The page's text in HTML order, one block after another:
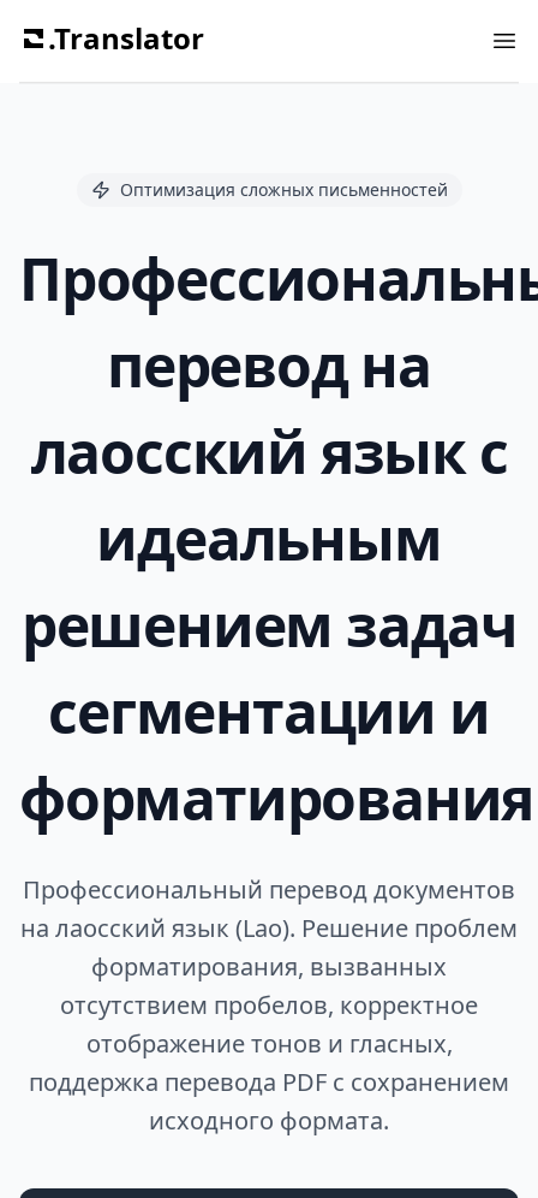
.Translator
Оптимизация сложных письменностей
перевод на
лаосский язык с
идеальным
решением задач
сегментации и
форматирования
Профессиональный перевод документов
на лаосский язык (Lao). Решение проблем
форматирования, вызванных
отсутствием пробелов, корректное
отображение тонов и гласных,
поддержка перевода PDF с сохранением
исходного формата.